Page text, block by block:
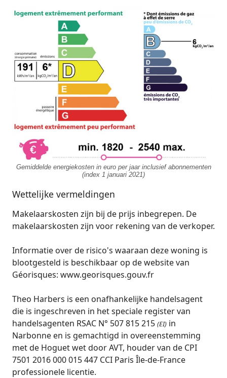
Gemiddelde energiekosten in euro per jaar inclusief abonnementen
(index 1 januari 2021)
Wettelijke vermeldingen
Makelaarskosten zijn bij de prijs inbegrepen. De
makelaarskosten zijn voor rekening van de verkoper.
Informatie over de risico's waaraan deze woning is
blootgesteld is beschikbaar op de website van
Géorisques: www.georisques.gouv.fr
Theo Harbers is een onafhankelijke handelsagent
die is ingeschreven in het speciale register van
handelsagenten RSAC N° 507 815 215 (EI) in
Narbonne en is gemachtigd in overeenstemming
met de Hoguet wet door AVT, houder van de CPI
7501 2016 000 015 447 CCI Paris Île-de-France
professionele licentie.